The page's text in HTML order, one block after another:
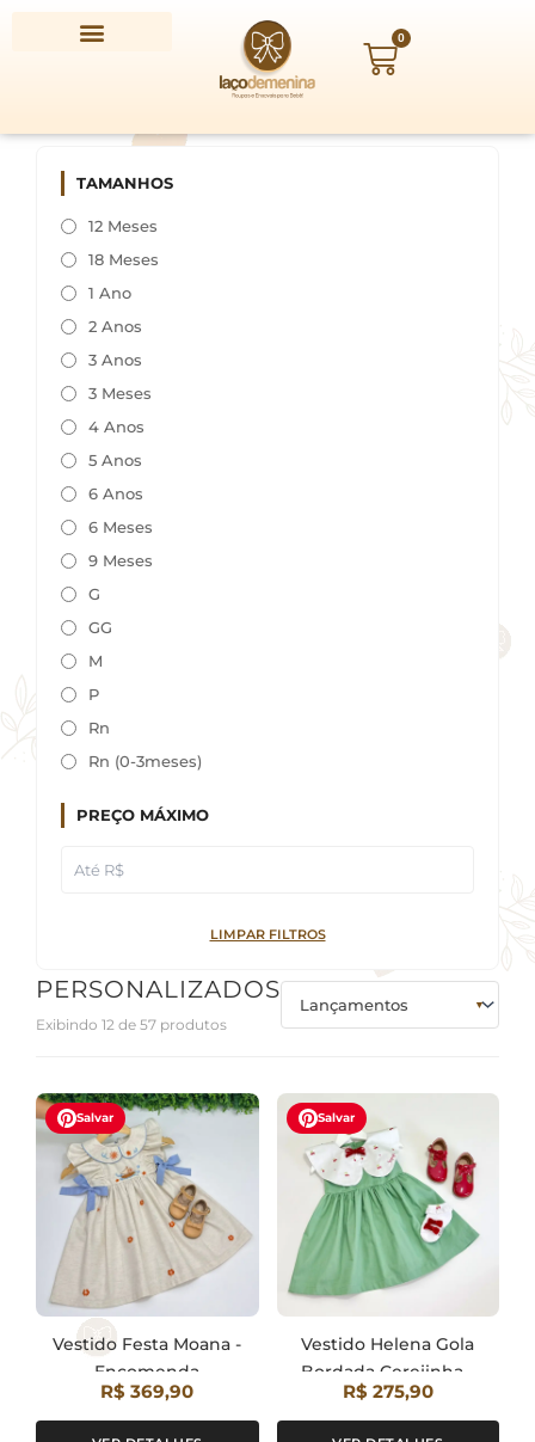
0
Carrinho
TAMANHOS
12 Meses
18 Meses
1 Ano
2 Anos
3 Anos
3 Meses
4 Anos
5 Anos
6 Anos
6 Meses
9 Meses
G
GG
M
P
Rn
Rn (0-3meses)
PREÇO MÁXIMO
LIMPAR FILTROS
PERSONALIZADOS
Exibindo 12 de 57 produtos
Salvar
Vestido Festa Moana -
Encomenda
R$ 369,90
Salvar
Vestido Helena Gola
Bordada Cerejinha -
Encomenda
R$ 275,90